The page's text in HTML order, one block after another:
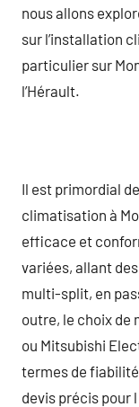
nous allons
sur l’installation
particulier sur
l’Hérault.
Il est primordial
climatisation à
efficace et
variées, allant
multi-split, en
outre, le choix de
ou Mitsubishi
termes de
devis précis